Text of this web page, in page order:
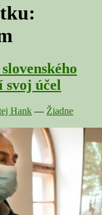
svoj účel
Hank — Žiadne